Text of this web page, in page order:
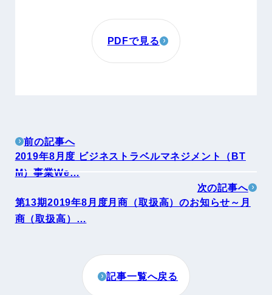
PDFで見る
前の記事へ
2019年8月度 ビジネストラベルマネジメント（BT
M）事業We…
次の記事へ
第13期2019年8月度月商（取扱高）のお知らせ～月
商（取扱高）…
記事一覧へ戻る